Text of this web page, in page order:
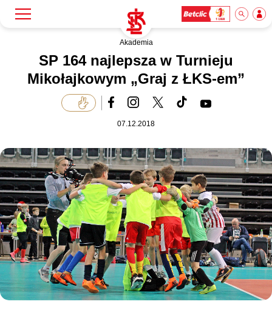
Akademia
Biznes
Dla mediów
Akademia
SP 164 najlepsza w Turnieju
Mikołajkowym „Graj z ŁKS-em”
07.12.2018